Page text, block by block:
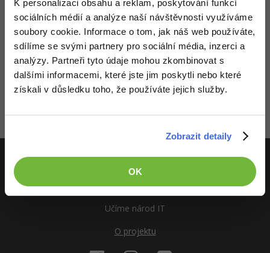
K personalizaci obsahu a reklam, poskytování funkcí
sociálních médií a analýze naší návštěvnosti využíváme
soubory cookie. Informace o tom, jak náš web používáte,
sdílíme se svými partnery pro sociální média, inzerci a
analýzy. Partneři tyto údaje mohou zkombinovat s
dalšími informacemi, které jste jim poskytli nebo které
získali v důsledku toho, že používáte jejich služby.
Zobrazit detaily
OK
Copywriter
WordPress specialista
SEO specialista
Algoritmy -41%
Umělá inteligence (AI) -10%
Pro děti
Time management
Windows
Linux
Elektronický podpis
Fórum
Ostatní
Fórum
Příběhy absolventů
Blog
Pro firmy
Děláme co je v našich silách, aby byly zdejší diskuze co
nejkvalitnější. Proto do nich také mohou přispívat pouze
registrovaní členové. Pro zapojení do diskuze sepřihlas
ITnetwork.cz
Učíme národ IT
O projektu